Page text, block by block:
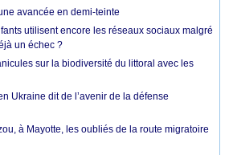
avancée en demi-teinte
utilisent encore les réseaux sociaux malgré
un échec ?
sur la biodiversité du littoral avec les
Ukraine dit de l’avenir de la défense
à Mayotte, les oubliés de la route migratoire